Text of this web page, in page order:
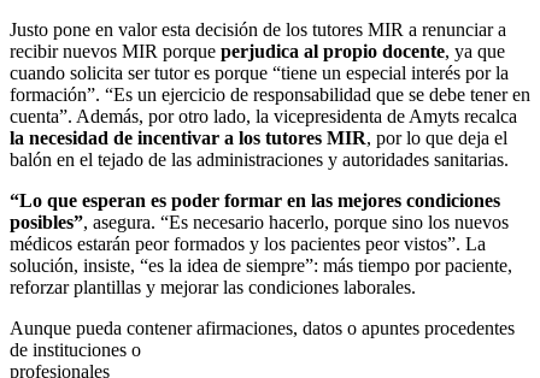
Justo pone en valor esta decisión de los tutores MIR a renunciar a
recibir nuevos MIR porque perjudica al propio docente, ya que
cuando solicita ser tutor es porque “tiene un especial interés por la
formación”. “Es un ejercicio de responsabilidad que se debe tener en
cuenta”. Además, por otro lado, la vicepresidenta de Amyts recalca
la necesidad de incentivar a los tutores MIR, por lo que deja el
balón en el tejado de las administraciones y autoridades sanitarias.
“Lo que esperan es poder formar en las mejores condiciones
posibles”, asegura. “Es necesario hacerlo, porque sino los nuevos
médicos estarán peor formados y los pacientes peor vistos”. La
solución, insiste, “es la idea de siempre”: más tiempo por paciente,
reforzar plantillas y mejorar las condiciones laborales.
Aunque pueda contener afirmaciones, datos o apuntes procedentes
de instituciones o
profesionales